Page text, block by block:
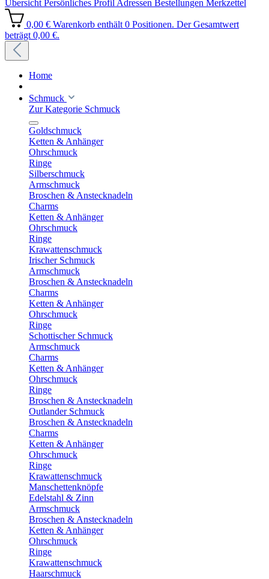
Übersicht Persönliches Profil Adressen Bestellungen Merkzettel
0,00 € Warenkorb enthält 0 Positionen. Der Gesamtwert
beträgt 0,00 €.
Home
Schmuck
Zur Kategorie Schmuck
Goldschmuck
Ketten & Anhänger
Ohrschmuck
Ringe
Silberschmuck
Armschmuck
Broschen & Anstecknadeln
Charms
Ketten & Anhänger
Ohrschmuck
Ringe
Krawattenschmuck
Irischer Schmuck
Armschmuck
Broschen & Anstecknadeln
Charms
Ketten & Anhänger
Ohrschmuck
Ringe
Schottischer Schmuck
Armschmuck
Charms
Ketten & Anhänger
Ohrschmuck
Ringe
Broschen & Anstecknadeln
Outlander Schmuck
Broschen & Anstecknadeln
Charms
Ketten & Anhänger
Ohrschmuck
Ringe
Krawattenschmuck
Manschettenknöpfe
Edelstahl & Zinn
Armschmuck
Broschen & Anstecknadeln
Ketten & Anhänger
Ohrschmuck
Ringe
Krawattenschmuck
Haarschmuck